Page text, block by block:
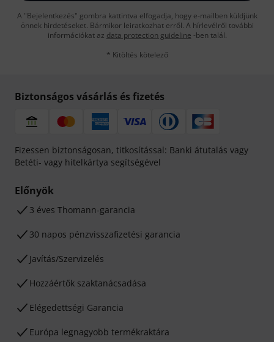
A "Bejelentkezés" gombra kattintva elfogadja, hogy e-mailben küldjünk
önnek hirdetéseket. Bármikor leiratkozhat erről. A hírlevélről további
információkat az data protection guideline -ben talál.
* Kitöltés kötelező
Biztonságos vásárlás és fizetés
Fizessen biztonságosan, titkosítással: Banki átutalás vagy
Betéti- vagy hitelkártya segítségével
Előnyök
3 éves Thomann-garancia
30 napos pénzvisszafizetési garancia
Javítás/Szervizelés
Hozzáértők szaktanácsadása
Elégedettségi Garancia
Európa legnagyobb termékraktára